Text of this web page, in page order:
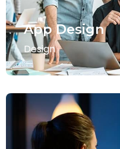
App Design
Design